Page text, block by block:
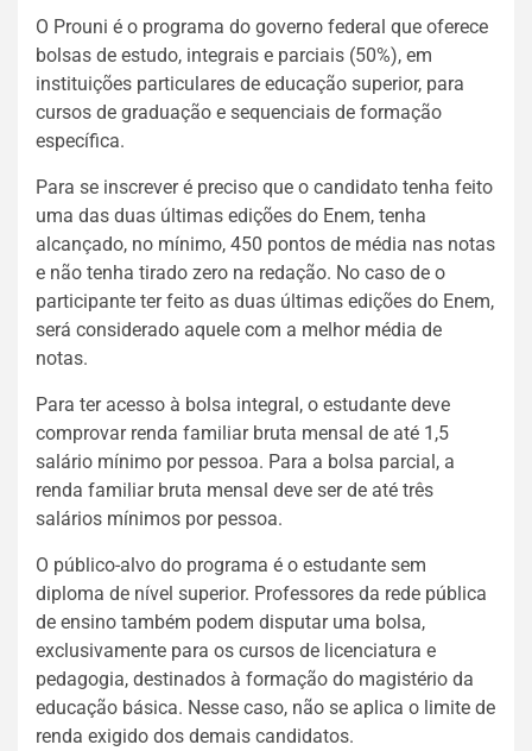
O Prouni é o programa do governo federal que oferece
bolsas de estudo, integrais e parciais (50%), em
instituições particulares de educação superior, para
cursos de graduação e sequenciais de formação
específica.
Para se inscrever é preciso que o candidato tenha feito
uma das duas últimas edições do Enem, tenha
alcançado, no mínimo, 450 pontos de média nas notas
e não tenha tirado zero na redação. No caso de o
participante ter feito as duas últimas edições do Enem,
será considerado aquele com a melhor média de
notas.
Para ter acesso à bolsa integral, o estudante deve
comprovar renda familiar bruta mensal de até 1,5
salário mínimo por pessoa. Para a bolsa parcial, a
renda familiar bruta mensal deve ser de até três
salários mínimos por pessoa.
O público-alvo do programa é o estudante sem
diploma de nível superior. Professores da rede pública
de ensino também podem disputar uma bolsa,
exclusivamente para os cursos de licenciatura e
pedagogia, destinados à formação do magistério da
educação básica. Nesse caso, não se aplica o limite de
renda exigido dos demais candidatos.